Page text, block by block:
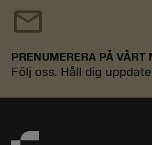
mail
PRENUMERERA PÅ VÅRT
Följ oss. Håll dig